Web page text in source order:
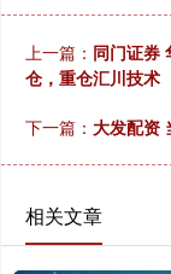
上一篇： 同门证券
仓，重仓汇川技术
下一篇： 大发配资
相关文章